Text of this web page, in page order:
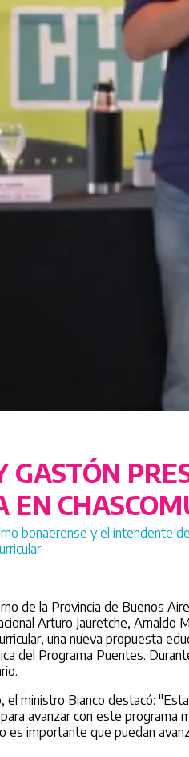
GASTÓN
EN
bonaerense y el intendente
de la Provincia de Buenos
Arturo Jauretche, Arnaldo
una nueva propuesta
del Programa Puentes.
el ministro Bianco destacó:
avanzar con este programa
es importante que puedan